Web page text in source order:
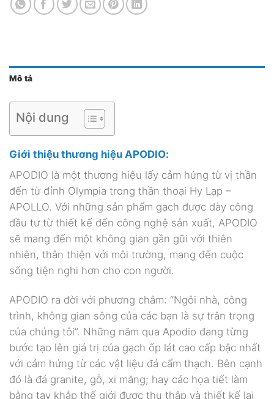
Mô tả
Nội dung
Giới thiệu thương hiệu APODIO:
APODIO là một thương hiệu lấy cảm hứng từ vị thần
đến từ đỉnh Olympia trong thần thoại Hy Lạp –
APOLLO. Với những sản phẩm gạch được dày công
đầu tư từ thiết kế đến công nghệ sản xuất, APODIO
sẽ mang đến một không gian gần gũi với thiên
nhiên, thân thiện với môi trường, mang đến cuộc
sống tiện nghi hơn cho con người.
APODIO ra đời với phương châm: “Ngôi nhà, công
trình, không gian sông của các bạn là sự trân trọng
của chúng tôi”. Những năm qua Apodio đang từng
bước tạo lên giá trị của gạch ốp lát cao cấp bậc nhất
với cảm hứng từ các vật liệu đá cẩm thạch. Bên cạnh
đó là đá granite, gỗ, xi măng; hay các họa tiết làm
bằng tay khắp thế giới được thu thập và thiết kế lại